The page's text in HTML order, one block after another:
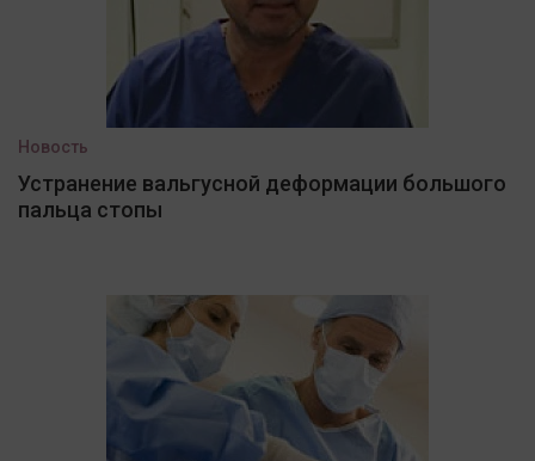
Новость
Устранение вальгусной деформации большого
пальца стопы